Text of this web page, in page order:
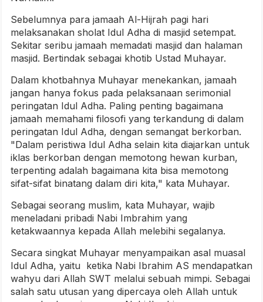
Sebelumnya para jamaah Al-Hijrah pagi hari
melaksanakan sholat Idul Adha di masjid setempat.
Sekitar seribu jamaah memadati masjid dan halaman
masjid. Bertindak sebagai khotib Ustad Muhayar.
Dalam khotbahnya Muhayar menekankan, jamaah
jangan hanya fokus pada pelaksanaan serimonial
peringatan Idul Adha. Paling penting bagaimana
jamaah memahami filosofi yang terkandung di dalam
peringatan Idul Adha, dengan semangat berkorban.
"Dalam peristiwa Idul Adha selain kita diajarkan untuk
iklas berkorban dengan memotong hewan kurban,
terpenting adalah bagaimana kita bisa memotong
sifat-sifat binatang dalam diri kita," kata Muhayar.
Sebagai seorang muslim, kata Muhayar, wajib
meneladani pribadi Nabi Imbrahim yang
ketakwaannya kepada Allah melebihi segalanya.
Secara singkat Muhayar menyampaikan asal muasal
Idul Adha, yaitu ketika Nabi Ibrahim AS mendapatkan
wahyu dari Allah SWT melalui sebuah mimpi. Sebagai
salah satu utusan yang dipercaya oleh Allah untuk